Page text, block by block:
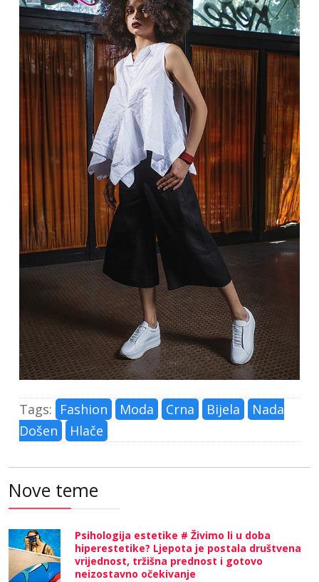
Tags: Fashion Moda Crna Bijela
Nada
Došen
Hlače
Nove teme
Psihologija estetike # Živimo li u doba
hiperestetike? Ljepota je postala društvena
vrijednost, tržišna prednost i gotovo
neizostavno očekivanje